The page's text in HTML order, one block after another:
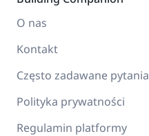
O nas
Kontakt
Często zadawane pytania
Polityka prywatności
Regulamin platformy